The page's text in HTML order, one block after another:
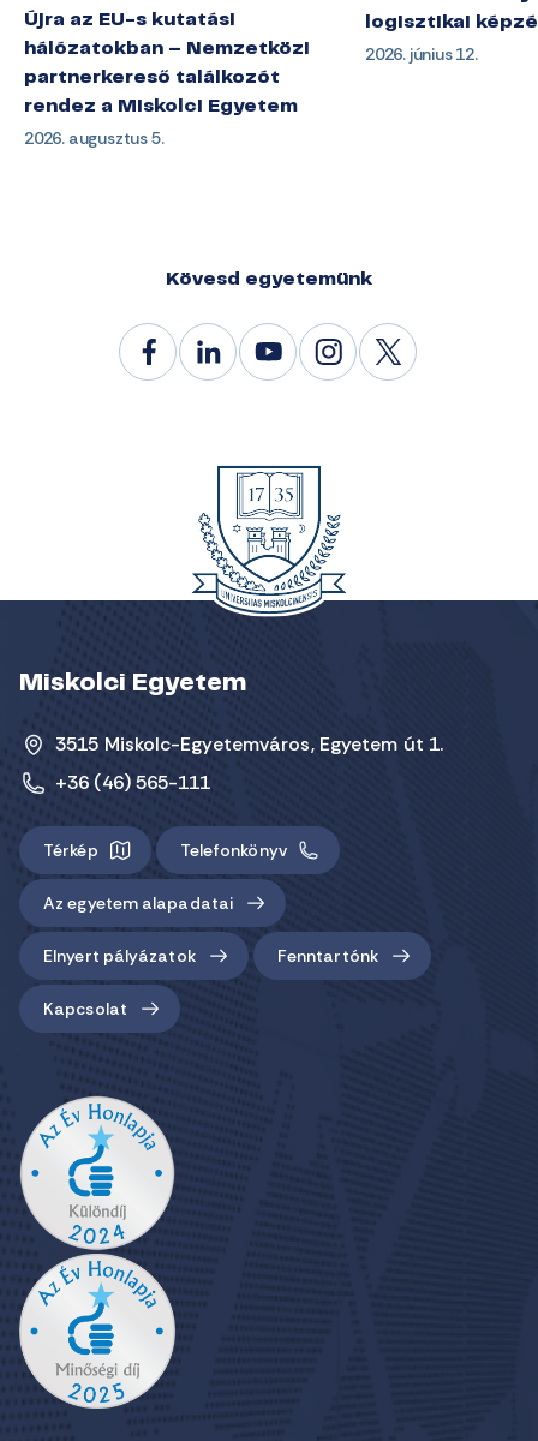
Újra az EU-s kutatási
hálózatokban – Nemzetközi
partnerkereső találkozót
rendez a Miskolci Egyetem
2026. augusztus 5.
logisztikai
2026. június 12.
Kövesd egyetemünk
Miskolci Egyetem
3515 Miskolc-Egyetemváros, Egyetem út 1.
+36 (46) 565-111
Térkép Telefonkönyv
Az egyetem alapadatai
Elnyert pályázatok Fenntartónk
Kapcsolat